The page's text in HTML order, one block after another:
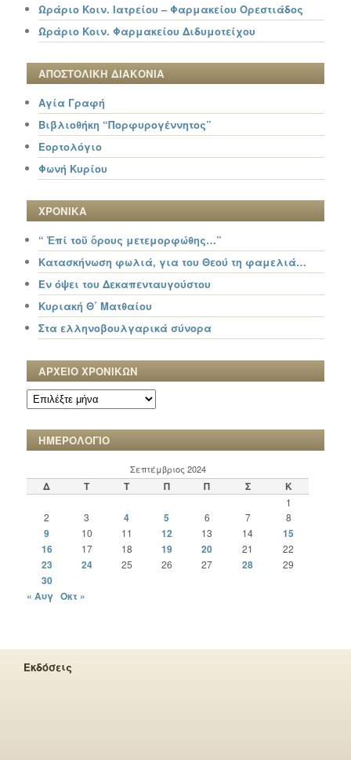
Ωράριο Κοιν. Ιατρείου – Φαρμακείου Ορεστιάδος
Ωράριο Κοιν. Φαρμακείου Διδυμοτείχου
ΑΠΟΣΤΟΛΙΚΗ ΔΙΑΚΟΝΙΑ
Αγία Γραφή
Βιβλιοθήκη “Πορφυρογέννητος”
Εορτολόγιο
Φωνή Κυρίου
ΧΡΟΝΙΚΑ
“ Ἐπί τοῦ ὄρους μετεμορφώθης…”
Κατασκήνωση φωλιά, για του Θεού τη φαμελιά…
Εν όψει του Δεκαπενταυγούστου
Κυριακή Θ΄ Ματθαίου
Στα ελληνοβουλγαρικά σύνορα
ΑΡΧΕΙΟ ΧΡΟΝΙΚΩΝ
ΑΡΧΕΙΟ
ΧΡΟΝΙΚΩΝ
ΗΜΕΡΟΛΟΓΙΟ
Σεπτέμβριος 2024
Δ Τ Τ Π Π Σ Κ
1
2
3 4 5 6 7 8
9 10 11 12 13 14
15
16
17 18 19 20 21 22
23 24 25 26 27 28 29
30
« Αυγ Οκτ »
Εκδόσεις